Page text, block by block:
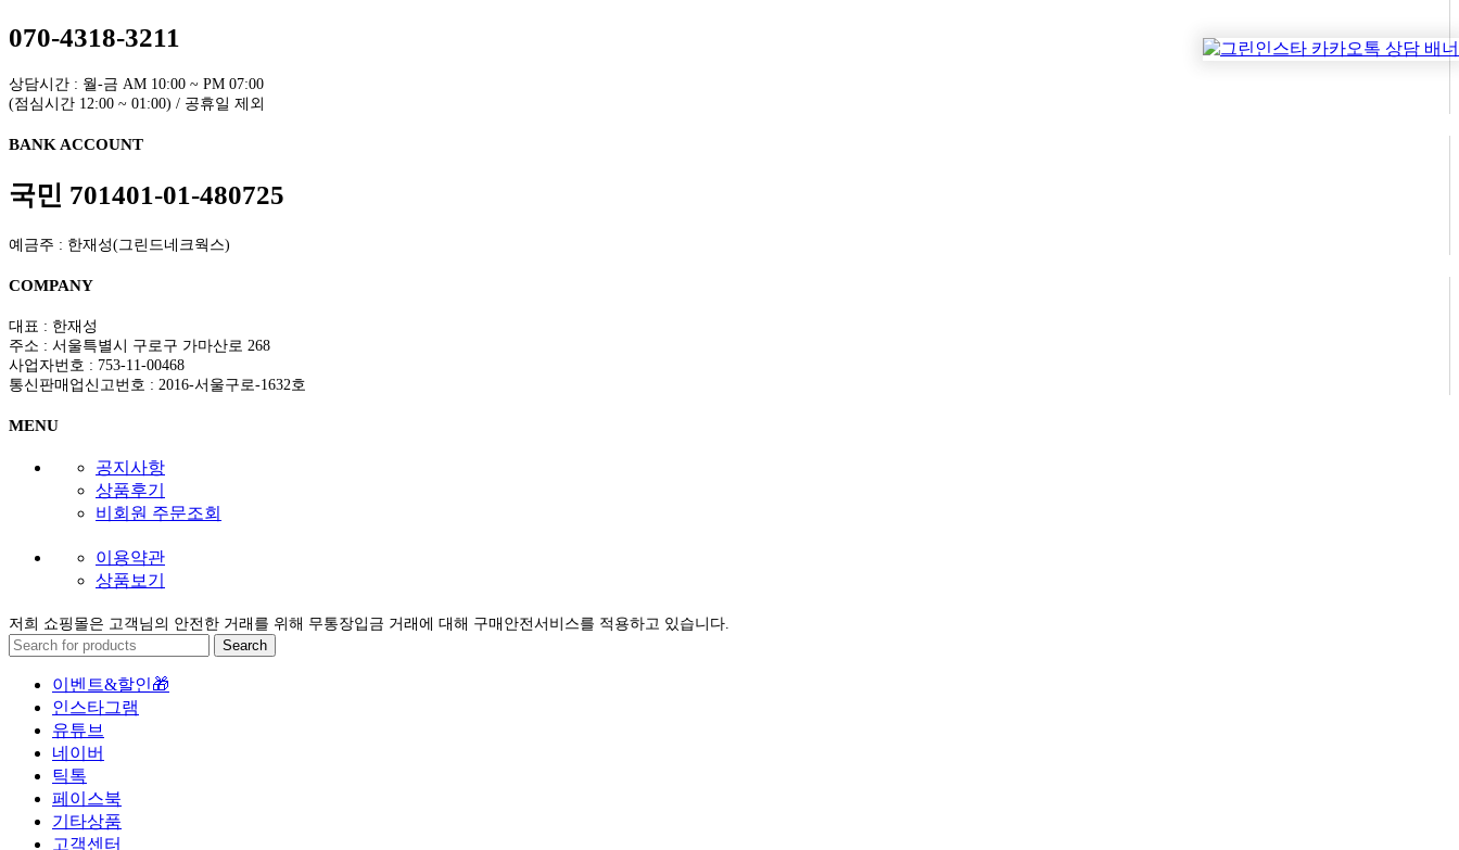
070-4318-3211
상담시간 : 월-금 AM 10:00 ~ PM 07:00
(점심시간 12:00 ~ 01:00) / 공휴일 제외
BANK ACCOUNT
국민 701401-01-480725
예금주 : 한재성(그린드네크웍스)
COMPANY
대표 : 한재성
주소 : 서울특별시 구로구 가마산로 268
사업자번호 : 753-11-00468
통신판매업신고번호 : 2016-서울구로-1632호
MENU
공지사항
상품후기
비회원 주문조회
이용약관
상품보기
저희 쇼핑몰은 고객님의 안전한 거래를 위해 무통장입금 거래에 대해 구매안전서비스를 적용하고 있습니다.
Search
이벤트&할인🎁
인스타그램
유튜브
네이버
틱톡
페이스북
기타상품
고객센터